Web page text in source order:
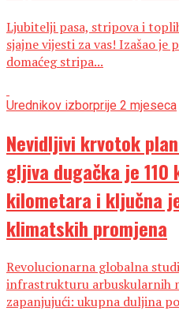
Ljubitelji pasa, stripova i
sjajne vijesti za vas! Izašao
domaćeg stripa...
Urednikov izborprije 2 mjeseca
Nevidljivi krvotok
gljiva dugačka je 110
kilometara i ključna
klimatskih promjena
Revolucionarna globalna
infrastrukturu arbuskularnih
zapanjujući: ukupna duljina